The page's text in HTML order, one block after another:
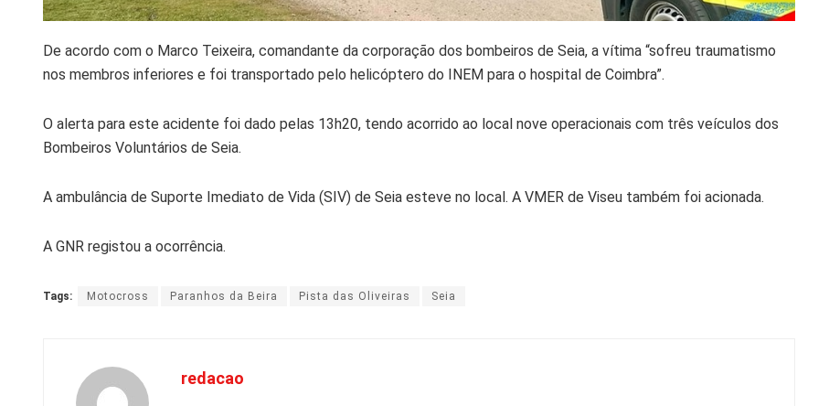
De acordo com o Marco Teixeira, comandante da corporação dos bombeiros de Seia, a vítima “sofreu traumatismo
nos membros inferiores e foi transportado pelo helicóptero do INEM para o hospital de Coimbra”.
O alerta para este acidente foi dado pelas 13h20, tendo acorrido ao local nove operacionais com três veículos dos
Bombeiros Voluntários de Seia.
A ambulância de Suporte Imediato de Vida (SIV) de Seia esteve no local. A VMER de Viseu também foi acionada.
A GNR registou a ocorrência.
Tags: Motocross Paranhos da Beira Pista das Oliveiras Seia
redacao